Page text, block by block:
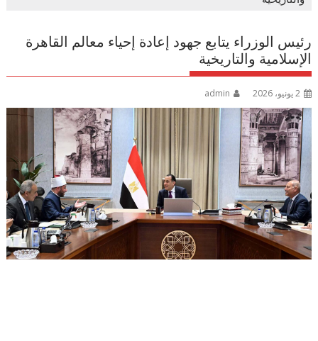
رئيس الوزراء يتابع جهود إعادة إحياء معالم القاهرة
الإسلامية والتاريخية
2 يونيو، 2026 admin